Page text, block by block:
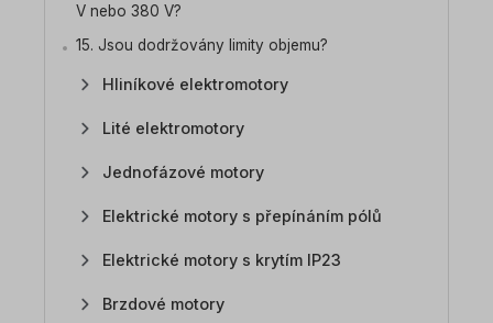
V nebo 380 V?
15. Jsou dodržovány limity objemu?
Hliníkové elektromotory
Lité elektromotory
Jednofázové motory
Elektrické motory s přepínáním pólů
Elektrické motory s krytím IP23
Brzdové motory